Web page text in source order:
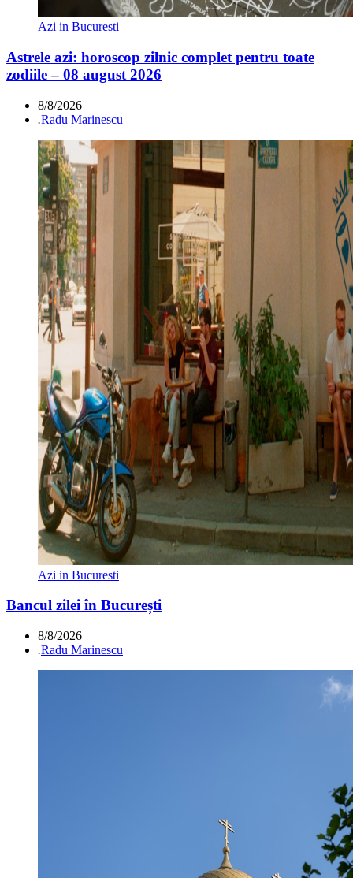
Azi in Bucuresti
Astrele azi: horoscop zilnic complet pentru toate
zodiile – 08 august 2026
8/8/2026
.Radu Marinescu
Azi in Bucuresti
Bancul zilei în București
8/8/2026
.Radu Marinescu